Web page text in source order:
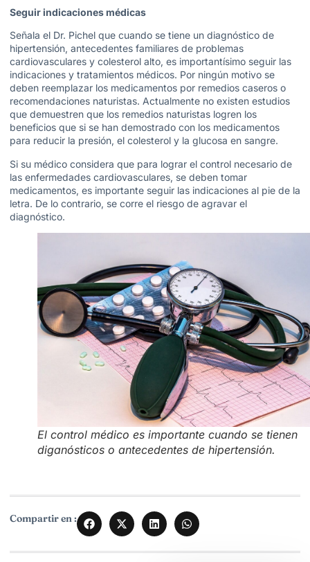
Seguir indicaciones médicas
Señala el Dr. Pichel que cuando se tiene un diagnóstico de
hipertensión, antecedentes familiares de problemas
cardiovasculares y colesterol alto, es importantísimo seguir las
indicaciones y tratamientos médicos. Por ningún motivo se
deben reemplazar los medicamentos por remedios caseros o
recomendaciones naturistas. Actualmente no existen estudios
que demuestren que los remedios naturistas logren los
beneficios que si se han demostrado con los medicamentos
para reducir la presión, el colesterol y la glucosa en sangre.
Si su médico considera que para lograr el control necesario de
las enfermedades cardiovasculares, se deben tomar
medicamentos, es importante seguir las indicaciones al pie de la
letra. De lo contrario, se corre el riesgo de agravar el
diagnóstico.
El control médico es importante cuando se tienen
diganósticos o antecedentes de hipertensión.
Compartir en :